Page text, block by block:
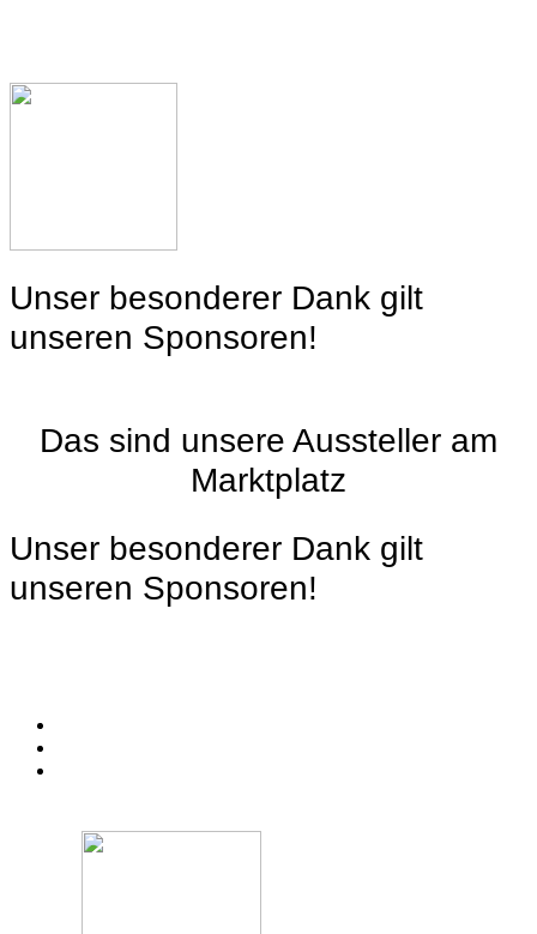
Unser besonderer Dank gilt
unseren Sponsoren!
Das sind unsere Aussteller am
Marktplatz
Unser besonderer Dank gilt
unseren Sponsoren!